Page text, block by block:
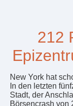
212
New York hat
In den letzten
Stadt, der
Börsencrash von